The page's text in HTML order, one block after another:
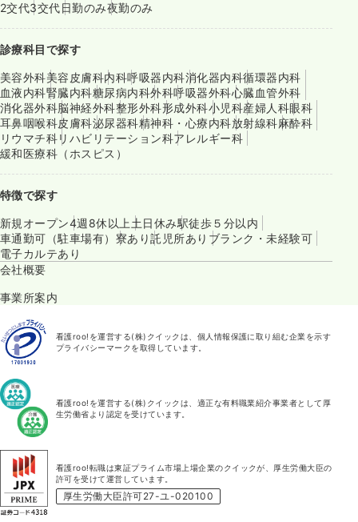
2交代3交代日勤のみ夜勤のみ
診療科目で探す
美容外科美容皮膚科内科呼吸器内科消化器内科循環器内科
血液内科腎臓内科糖尿病内科外科呼吸器外科心臓血管外科
消化器外科脳神経外科整形外科形成外科小児科産婦人科眼科
耳鼻咽喉科皮膚科泌尿器科精神科・心療内科放射線科麻酔科
リウマチ科リハビリテーション科アレルギー科
緩和医療科（ホスピス）
特徴で探す
新規オープン4週8休以上 土日休み駅徒歩５分以内
車通勤可（駐車場有） 寮あり託児所あり ブランク・未経験可
電子カルテあり
会社概要
事業所案内
看護roo!を運営する(株)クイックは、個人情報保護に取り組む企業を示す
プライバシーマークを取得しています。
看護roo!を運営する(株)クイックは、適正な有料職業紹介事業者として厚
生労働省より認定を受けています。
看護roo!転職は東証プライム市場上場企業のクイックが、厚生労働大臣の
許可を受けて運営しています。
厚生労働大臣許可27-ユ-020100